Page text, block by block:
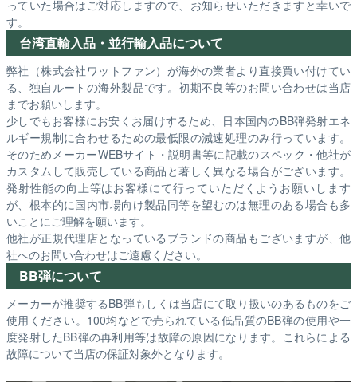
っていた場合はご対応しますので、お知らせいただきますと幸いで
す。
台湾直輸入品・並行輸入品について
弊社（株式会社ワットファン）が海外の業者より直接買い付けてい
る、独自ルートの海外製品です。初期不良等のお問い合わせは当店
までお願いします。
少しでもお客様にお安くお届けするため、日本国内のBB弾発射エネ
ルギー規制に合わせるための最低限の減速処理のみ行っています。
そのためメーカーWEBサイト・説明書等に記載のスペック・他社が
カスタムして販売している商品と著しく異なる場合がございます。
発射性能の向上等はお客様にて行っていただくようお願いします
が、根本的に国内市場向け製品同等を望むのは無理のある場合も多
いことにご理解を願います。
他社が正規代理店となっているブランドの商品もございますが、他
社へのお問い合わせはご遠慮ください。
BB弾について
メーカーが推奨するBB弾もしくは当店にて取り扱いのあるものをご
使用ください。100均などで売られている低品質のBB弾の使用や一
度発射したBB弾の再利用等は故障の原因になります。これらによる
故障について当店の保証対象外となります。